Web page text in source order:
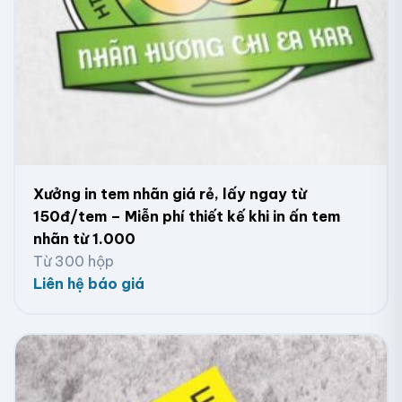
Xưởng in tem nhãn giá rẻ, lấy ngay từ
150đ/tem – Miễn phí thiết kế khi in ấn tem
nhãn từ 1.000
Từ 300 hộp
Liên hệ báo giá